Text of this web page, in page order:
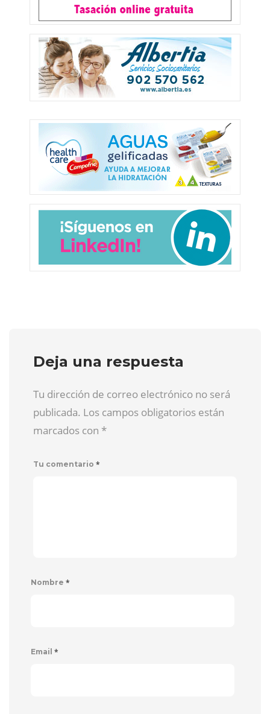
Deja una respuesta
Tu dirección de correo electrónico no será
publicada. Los campos obligatorios están
marcados con *
Tu comentario *
Nombre *
Email *